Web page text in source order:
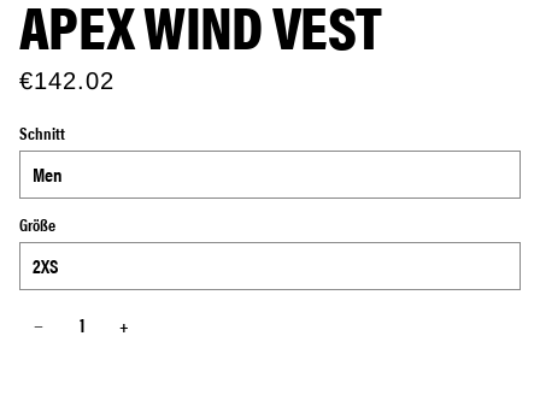
APEX WIND VEST
€142.02
Schnitt
Größe
− +